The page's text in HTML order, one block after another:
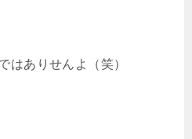
はありせんよ（笑）